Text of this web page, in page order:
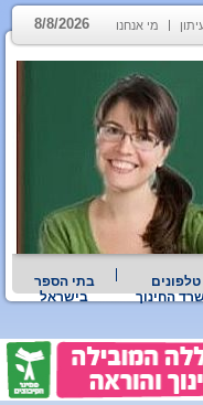
מי אנחנו 8/8/2026
טלפונים
החינוך
בתי הספר
בישראל